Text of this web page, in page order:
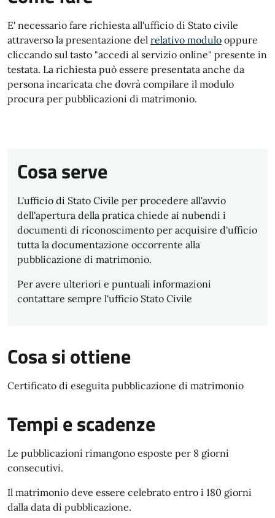
E' necessario fare richiesta all'ufficio di Stato civile
attraverso la presentazione del relativo modulo oppure
cliccando sul tasto "accedi al servizio online" presente in
testata. La richiesta può essere presentata anche da
persona incaricata che dovrà compilare il modulo
procura per pubblicazioni di matrimonio.
Cosa serve
L'ufficio di Stato Civile per procedere all'avvio
dell'apertura della pratica chiede ai nubendi i
documenti di riconoscimento per acquisire d'ufficio
tutta la documentazione occorrente alla
pubblicazione di matrimonio.
Per avere ulteriori e puntuali informazioni
contattare sempre l'ufficio Stato Civile
Cosa si ottiene
Certificato di eseguita pubblicazione di matrimonio
Tempi e scadenze
Le pubblicazioni rimangono esposte per 8 giorni
consecutivi.
Il matrimonio deve essere celebrato entro i 180 giorni
dalla data di pubblicazione.